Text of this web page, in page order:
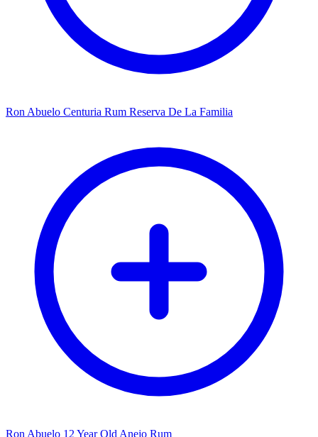
Ron Abuelo Centuria Rum Reserva De La Familia
Ron Abuelo 12 Year Old Anejo Rum